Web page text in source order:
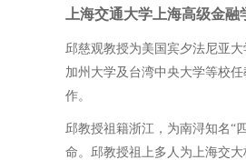
上海交通大学上海高级金融
邱慈观教授为美国宾夕法尼亚
加州大学及台湾中央大学等校
作。
邱教授祖籍浙江，为南浔知名“
命。邱教授祖上多人为上海交大